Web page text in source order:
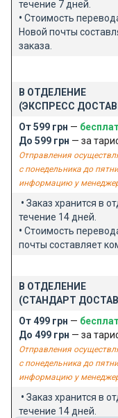
течение 7 дней.
• Стоимость
Новой почты
заказа.
В ОТДЕЛЕНИЕ
(ЭКСПРЕСС
От 599 грн —
До 599 грн — за
Отправления
с понедельника до
информацию у
• Заказ хранится в
течение 14 дней.
• Стоимость
почты составляет
В ОТДЕЛЕНИЕ
(СТАНДАРТ
От 499 грн —
До 499 грн — за
Отправления
с понедельника до
информацию у
• Заказ хранится в
течение 14 дней.